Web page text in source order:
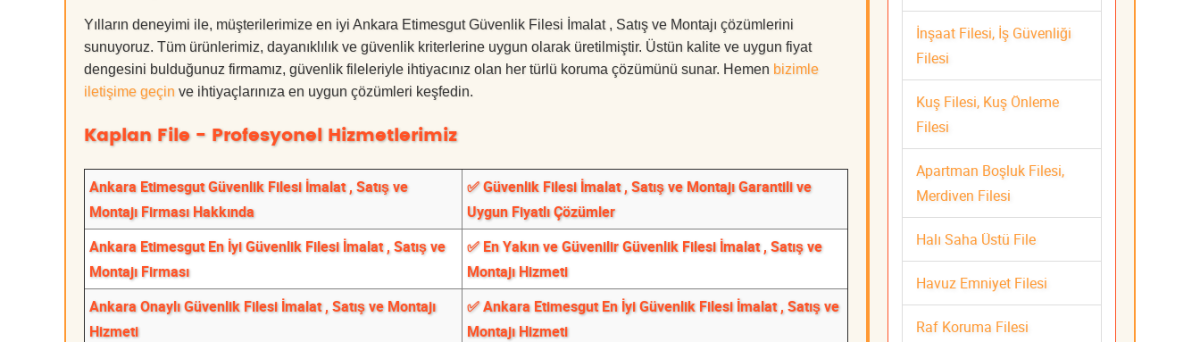
Yılların deneyimi ile, müşterilerimize en iyi Ankara Etimesgut Güvenlik Filesi İmalat , Satış ve Montajı çözümlerini
sunuyoruz. Tüm ürünlerimiz, dayanıklılık ve güvenlik kriterlerine uygun olarak üretilmiştir. Üstün kalite ve uygun fiyat
dengesini bulduğunuz firmamız, güvenlik fileleriyle ihtiyacınız olan her türlü koruma çözümünü sunar. Hemen bizimle
iletişime geçin ve ihtiyaçlarınıza en uygun çözümleri keşfedin.
Kaplan File - Profesyonel Hizmetlerimiz
Ankara Etimesgut Güvenlik Filesi İmalat , Satış ve
Montajı Firması Hakkında
✅ Güvenlik Filesi İmalat , Satış ve Montajı Garantili ve
Uygun Fiyatlı Çözümler
Ankara Etimesgut En İyi Güvenlik Filesi İmalat , Satış ve
Montajı Firması
✅ En Yakın ve Güvenilir Güvenlik Filesi İmalat , Satış ve
Montajı Hizmeti
Ankara Onaylı Güvenlik Filesi İmalat , Satış ve Montajı
Hizmeti
✅ Ankara Etimesgut En İyi Güvenlik Filesi İmalat , Satış ve
Montajı Hizmeti
İnşaat Filesi, İş Güvenliği
Filesi
Kuş Filesi, Kuş Önleme
Filesi
Apartman Boşluk Filesi,
Merdiven Filesi
Halı Saha Üstü File
Havuz Emniyet Filesi
Raf Koruma Filesi